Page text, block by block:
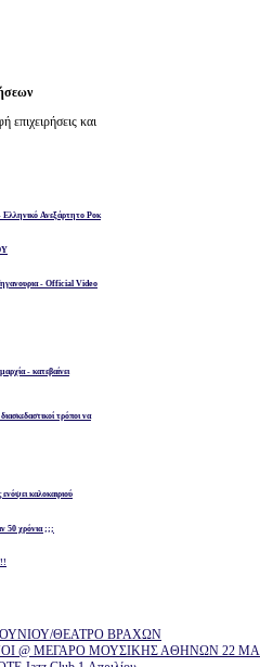
επιχειρήσεις και
Ελληνικό Ανεξάρτητο Ροκ
- Official Video
- κατεβαίνει
τρόποι να
καλοκαιριού
50 χρόνια ;;;
ΘΕΑΤΡΟ ΒΡΑΧΩΝ
@ ΜΕΓΑΡΟ ΜΟΥΣΙΚΗΣ ΑΘΗΝΩΝ 22